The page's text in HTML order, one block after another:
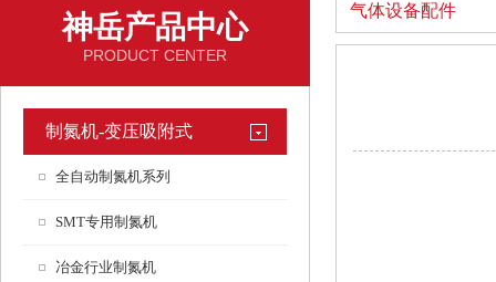
神岳产品中心
PRODUCT CENTER
制氮机-变压吸附式
全自动制氮机系列
SMT专用制氮机
冶金行业制氮机
气体设备配件